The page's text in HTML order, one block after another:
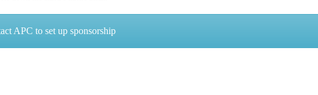
APC to set up sponsorship